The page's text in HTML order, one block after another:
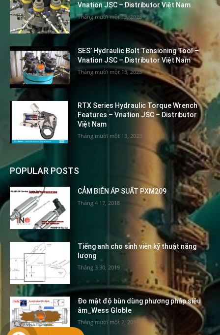
Vnation JSC – Distributor Việt Nam
Tháng mười một 13, 2023
SES’ Hydraulic Bolt Tensioning Tool –
Vnation JSC – Distributor Việt Nam
Tháng mười một 13, 2023
RTX Series Hydraulic Torque Wrench
Features – Vnation JSC – Distributor
Việt Nam
Tháng mười một 13, 2023
POPULAR POSTS
CẢM BIẾN ÁP SUẤT PXM209
Tháng 4 17, 2018
Tiếng anh cho sinh viên kỹ thuật năng
lượng
Tháng 3 30, 2019
Đo mật độ bùn dùng phương pháp siêu
âm_Wess Globle
Tháng mười một 2, 2017